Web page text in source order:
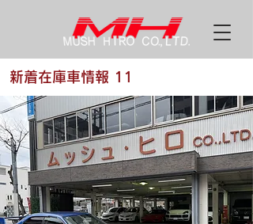
新着在庫車情報 11